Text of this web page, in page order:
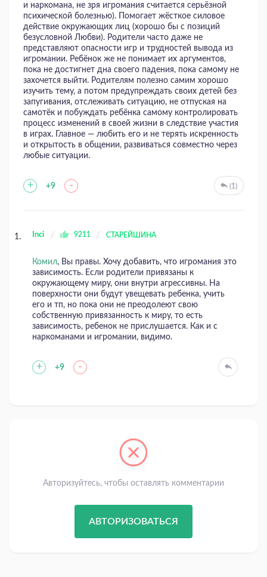
и наркомана, не зря игромания считается серьёзной
психической болезнью). Помогает жёсткое силовое
действие окружающих лиц (хорошо бы с позиций
безусловной Любви). Родители часто даже не
представляют опасности игр и трудностей вывода из
игромании. Ребёнок же не понимает их аргументов,
пока не достигнет дна своего падения, пока самому не
захочется выйти. Родителям полезно самим хорошо
изучить тему, а потом предупреждать своих детей без
запугивания, отслеживать ситуацию, не отпуская на
самотёк и побуждать ребёнка самому контролировать
процесс изменений в своей жизни в следствие участия
в играх. Главное — любить его и не терять искренность
и открытость в общении, развиваться совместно через
любые ситуации.
+ +9 - (1)
Inci 9211 СТАРЕЙШИНА
Комил, Вы правы. Хочу добавить, что игромания это
зависимость. Если родители привязаны к
окружающему миру, они внутри агрессивны. На
поверхности они будут увещевать ребенка, учить
его и тп, но пока они не преодолеют свою
собственную привязанность к миру, то есть
зависимость, ребенок не прислушается. Как и с
наркоманами и игромании, видимо.
+ +9 -
Авторизуйтесь, чтобы оставлять комментарии
АВТОРИЗОВАТЬСЯ